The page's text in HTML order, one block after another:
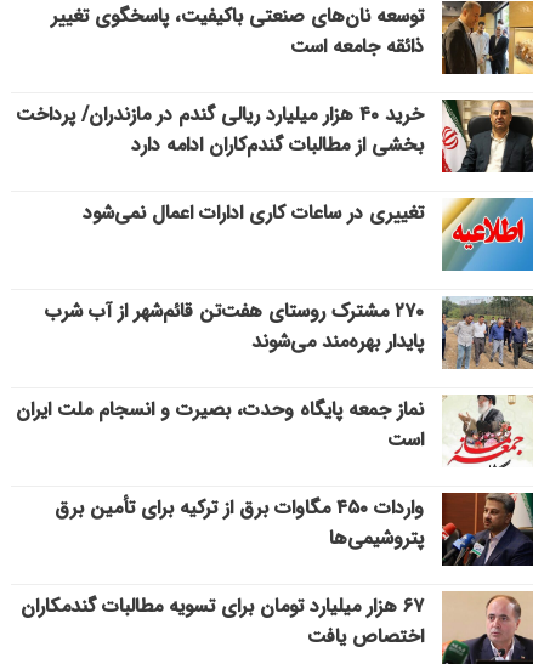
توسعه نان‌های صنعتی باکیفیت، پاسخگوی تغییر
ذائقه جامعه است
خرید ۴۰ هزار میلیارد ریالی گندم در مازندران/ پرداخت
بخشی از مطالبات گندم‌کاران ادامه دارد
تغییری در ساعات کاری ادارات اعمال نمی‌شود
۲۷۰ مشترک روستای هفت‌تن قائم‌شهر از آب شرب
پایدار بهره‌مند می‌شوند
نماز جمعه پایگاه وحدت، بصیرت و انسجام ملت ایران
است
واردات ۴۵۰ مگاوات برق از ترکیه برای تأمین برق
پتروشیمی‌ها
۶۷ هزار میلیارد تومان برای تسویه مطالبات گندمکاران
اختصاص یافت